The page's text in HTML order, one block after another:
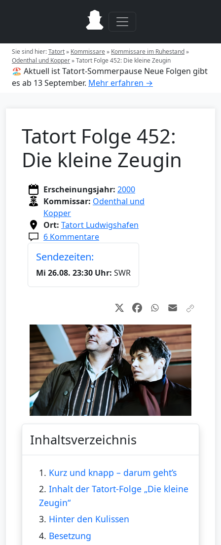
Sie sind hier:Tatort» Kommissare» Kommissare im Ruhestand»
Odenthal und Kopper»Tatort Folge 452: Die kleine Zeugin
🏖️ Aktuell ist Tatort-Sommerpause Neue Folgen gibt
es ab 13 September. Mehr erfahren →
Tatort Folge 452:
Die kleine Zeugin
Erscheinungsjahr: 2000
Kommissar: Odenthal und
Kopper
Ort: Tatort Ludwigshafen
6 Kommentare
Sendezeiten:
Mi 26.08. 23:30 Uhr: SWR
Inhaltsverzeichnis
1. Kurz und knapp – darum geht’s
2. Inhalt der Tatort-Folge „Die kleine
Zeugin“
3. Hinter den Kulissen
4. Besetzung